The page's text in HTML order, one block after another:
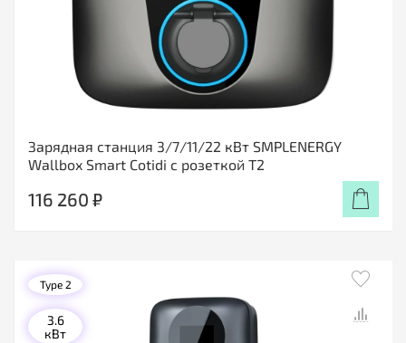
Зарядная станция 3/7/11/22 кВт SMPLENERGY
Wallbox Smart Cotidi с розеткой Т2
116 260 ₽
Type 2
3.6
кВт